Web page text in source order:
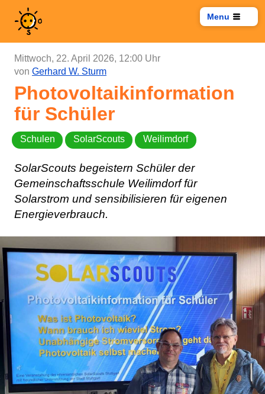
Menu
Mittwoch, 22. April 2026, 12:00 Uhr
von Gerhard W. Sturm
Photovoltaikinformation
für Schüler
Schulen SolarScouts Weilimdorf
SolarScouts begeistern Schüler der
Gemeinschaftsschule Weilimdorf für
Solarstrom und sensibilisieren für eigenen
Energieverbrauch.